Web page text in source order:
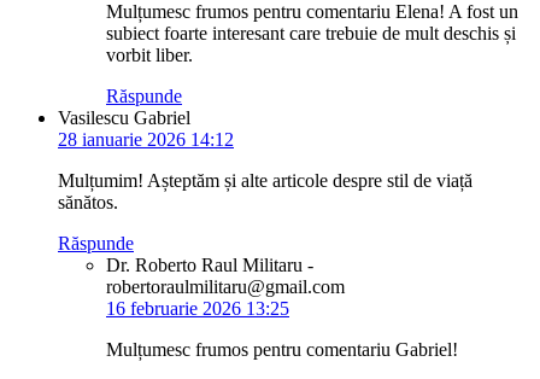
Mulțumesc frumos pentru comentariu Elena! A fost un
subiect foarte interesant care trebuie de mult deschis și
vorbit liber.
Răspunde
Vasilescu Gabriel
28 ianuarie 2026 14:12
Mulțumim! Așteptăm și alte articole despre stil de viață
sănătos.
Răspunde
Dr. Roberto Raul Militaru -
robertoraulmilitaru@gmail.com
16 februarie 2026 13:25
Mulțumesc frumos pentru comentariu Gabriel!